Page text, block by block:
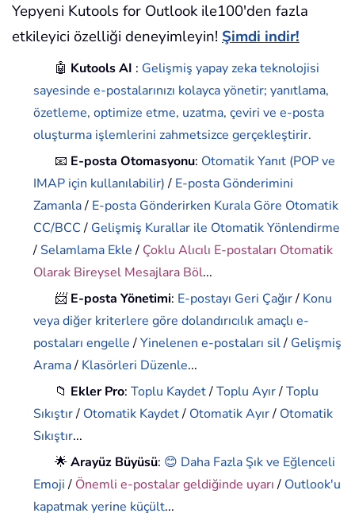
Yepyeni Kutools for Outlook ile100'den fazla
etkileyici özelliği deneyimleyin! Şimdi indir!
🤖 Kutools AI : Gelişmiş yapay zeka teknolojisi
sayesinde e-postalarınızı kolayca yönetir; yanıtlama,
özetleme, optimize etme, uzatma, çeviri ve e-posta
oluşturma işlemlerini zahmetsizce gerçekleştirir.
📧 E-posta Otomasyonu: Otomatik Yanıt (POP ve
IMAP için kullanılabilir)/ E-posta Gönderimini
Zamanla/ E-posta Gönderirken Kurala Göre Otomatik
CC/BCC/ Gelişmiş Kurallar ile Otomatik Yönlendirme
/ Selamlama Ekle/ Çoklu Alıcılı E-postaları Otomatik
Olarak Bireysel Mesajlara Böl...
📨 E-posta Yönetimi: E-postayı Geri Çağır/ Konu
veya diğer kriterlere göre dolandırıcılık amaçlı e-
postaları engelle/Yinelenen e-postaları sil/ Gelişmiş
Arama/ Klasörleri Düzenle...
📁 Ekler Pro:Toplu Kaydet/Toplu Ayır/Toplu
Sıkıştır/ Otomatik Kaydet/ Otomatik Ayır/ Otomatik
Sıkıştır...
🌟Arayüz Büyüsü: 😊 Daha Fazla Şık ve Eğlenceli
Emoji/ Önemli e-postalar geldiğinde uyarı/ Outlook'u
kapatmak yerine küçült...